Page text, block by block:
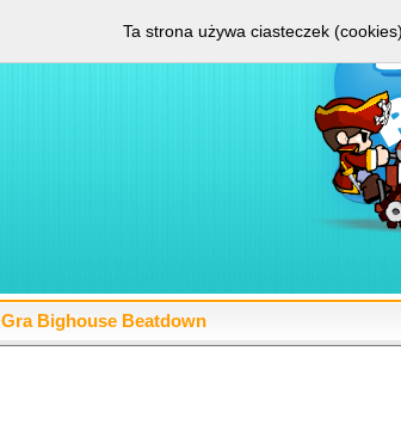
Gra Bighouse Beatdown
Ta strona używa ciasteczek